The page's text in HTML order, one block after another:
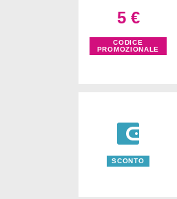
5 €
CODICE
PROMOZIONALE
SCONTO